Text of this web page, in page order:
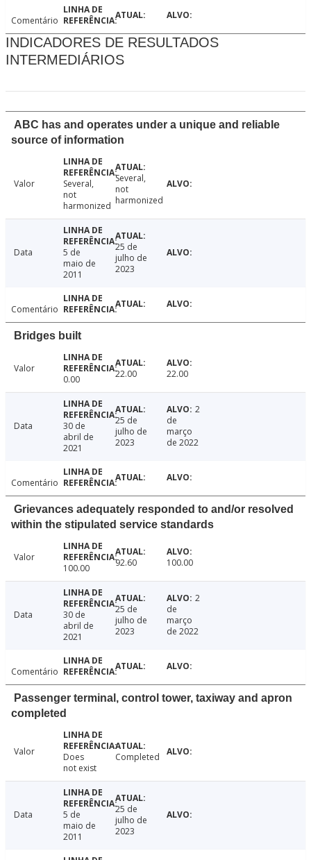
Comentário
INDICADORES DE RESULTADOS
INTERMEDIÁRIOS
ABC has and operates under a unique and reliable
source of information
Valor
Several,
not
harmonized
Several,
not
harmonized
Data
5 de
maio de
2011
25 de
julho de
2023
Comentário
Bridges built
Valor
0.00
22.00 22.00
Data
30 de
abril de
2021
25 de
julho de
2023
2
de
março
de 2022
Comentário
Grievances adequately responded to and/or resolved
within the stipulated service standards
Valor
100.00
92.60 100.00
Data
30 de
abril de
2021
25 de
julho de
2023
2
de
março
de 2022
Comentário
Passenger terminal, control tower, taxiway and apron
completed
Valor
Does
not exist
Completed
Data
5 de
maio de
2011
25 de
julho de
2023